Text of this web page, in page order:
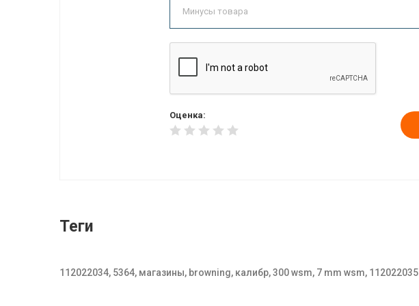
Оценка:
Теги
112022034, 5364, магазины, browning, калибр, 300 wsm, 7 mm wsm, 112022035